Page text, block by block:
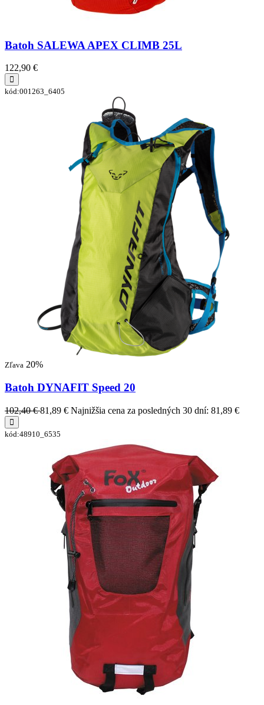
Batoh SALEWA APEX CLIMB 25L
122,90 €
kód:001263_6405
Zľava 20%
Batoh DYNAFIT Speed 20
102,40 €81,89 € Najnižšia cena za posledných 30 dní: 81,89 €
kód:48910_6535